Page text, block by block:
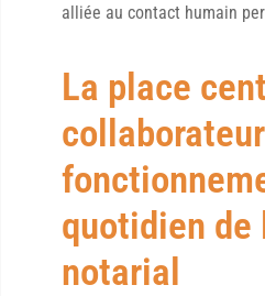
alliée au contact humain
La place
quotidien de
notarial